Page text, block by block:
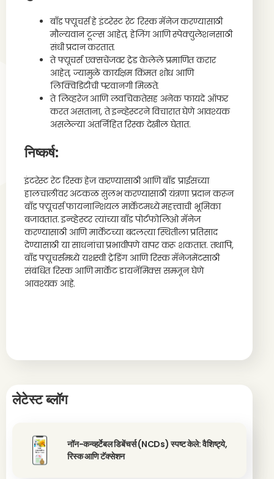
बाँड फ्यूचर्स हे इंटरेस्ट रेट रिस्क मॅनेज करण्यासाठी
मौल्यवान टूल्स आहेत, हेजिंग आणि स्पेक्युलेशनसाठी
संधी प्रदान करतात.
ते फ्यूचर्स एक्सचेंजवर ट्रेड केलेले प्रमाणित करार
आहेत, ज्यामुळे कार्यक्षम किंमत शोध आणि
लिक्विडिटीची परवानगी मिळते.
ते लिव्हरेज आणि लवचिकतेसह अनेक फायदे ऑफर
करत असताना, ते इन्व्हेस्टरने विचारात घेणे आवश्यक
असलेल्या अंतर्निहित रिस्क देखील घेतात.
निष्कर्ष:
इंटरेस्ट रेट रिस्क हेज करण्यासाठी आणि बाँड प्राईसच्या
हालचालींवर अटकळ सुलभ करण्यासाठी यंत्रणा प्रदान करून
बाँड फ्यूचर्स फायनान्शियल मार्केटमध्ये महत्त्वाची भूमिका
बजावतात. इन्व्हेस्टर त्यांच्या बाँड पोर्टफोलिओ मॅनेज
करण्यासाठी आणि मार्केटच्या बदलत्या स्थितीला प्रतिसाद
देण्यासाठी या साधनांचा प्रभावीपणे वापर करू शकतात. तथापि,
बाँड फ्यूचर्समध्ये यशस्वी ट्रेडिंग आणि रिस्क मॅनेजमेंटसाठी
संबंधित रिस्क आणि मार्केट डायनॅमिक्स समजून घेणे
आवश्यक आहे.
लेटेस्ट ब्लॉग
नॉन-कन्व्हर्टेबल डिबेंचर्स (NCDs) स्पष्ट केले: वैशिष्ट्ये,
रिस्क आणि टॅक्सेशन